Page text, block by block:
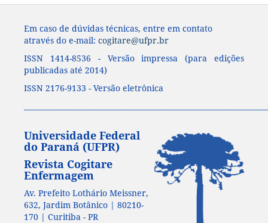
Em caso de dúvidas técnicas, entre em contato
através do e-mail: cogitare@ufpr.br
ISSN 1414-8536 - Versão impressa (para edições
publicadas até 2014)
ISSN 2176-9133 - Versão eletrônica
Universidade Federal
do Paraná (UFPR)
Revista Cogitare
Enfermagem
Av. Prefeito Lothário Meissner,
632, Jardim Botânico | 80210-
170 | Curitiba - PR